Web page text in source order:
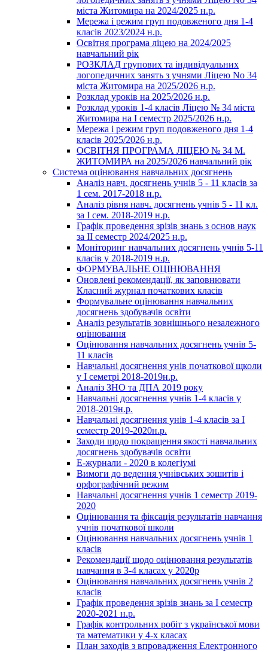
міста Житомира на 2024/2025 н.р.
Мережа і режим груп подовженого дня 1-4
класів 2023/2024 н.р.
Освітня програма ліцею на 2024/2025
навчальний рік
РОЗКЛАД групових та індивідуальних
логопедичних занять з учнями Ліцею No 34
міста Житомира на 2025/2026 н.р.
Розклад уроків на 2025/2026 н.р.
Розклад уроків 1-4 класів Ліцею № 34 міста
Житомира на І семестр 2025/2026 н.р.
Мережа і режим груп подовженого дня 1-4
класів 2025/2026 н.р.
ОСВІТНЯ ПРОГРАМА ЛІЦЕЮ № 34 М.
ЖИТОМИРА на 2025/2026 навчальний рік
Система оцінювання навчальних досягнень
Аналіз навч. досягнень учнів 5 - 11 класів за
1 сем. 2017-2018 н.р.
Аналіз рівня навч. досягнень учнів 5 - 11 кл.
за І сем. 2018-2019 н.р.
Графік проведення зрізів знань з основ наук
за ІІ семестр 2024/2025 н.р.
Моніторинг навчальних досягнень учнів 5-11
класів у 2018-2019 н.р.
ФОРМУВАЛЬНЕ ОЦІНЮВАННЯ
Оновлені рекомендації, як заповнювати
Класний журнал початкових класів
Формувальне оцінювання навчальних
досягнень здобувачів освіти
Аналіз результатів зовнішнього незалежного
оцінювання
Оцінювання навчальних досягнень учнів 5-
11 класів
Навчальні досягнення унів початкової щколи
у І семетрі 2018-2019н.р.
Аналіз ЗНО та ДПА 2019 року
Навчальні досягнення учнів 1-4 класів у
2018-2019н.р.
Навчальні досягнення унів 1-4 класів за І
семестр 2019-2020н.р.
Заходи щодо покращення якості навчальних
досягнень здобувачів освіти
Е-журнали - 2020 в колегіумі
Вимоги до ведення учнівських зошитів і
орфографічний режим
Навчальні досягнення учнів 1 семестр 2019-
2020
Оцінювання та фіксація результатів навчання
учнів початкової школи
Оцінювання навчальних досягнень учнів 1
класів
Рекомендації щодо оцінювання результатів
навчання в 3-4 класах у 2020р
Оцінювання навчальних досягнень учнів 2
класів
Графік проведення зрізів знань за І семестр
2020-2021 н.р.
Графік контрольних робіт з української мови
та математики у 4-х класах
План заходів з впровадження Електронного